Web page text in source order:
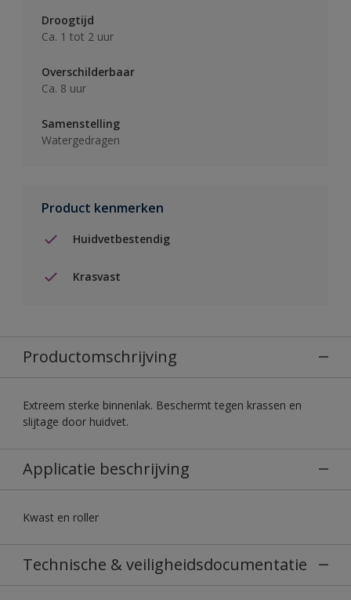
Droogtijd
Ca. 1 tot 2 uur
Overschilderbaar
Ca. 8 uur
Samenstelling
Watergedragen
Product kenmerken
Huidvetbestendig
Krasvast
Productomschrijving
Extreem sterke binnenlak. Beschermt tegen krassen en
slijtage door huidvet.
Applicatie beschrijving
Kwast en roller
Technische & veiligheidsdocumentatie